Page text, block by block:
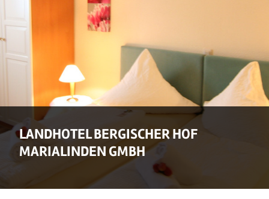
LANDHOTEL BERGISCHER HOF
MARIALINDEN GMBH